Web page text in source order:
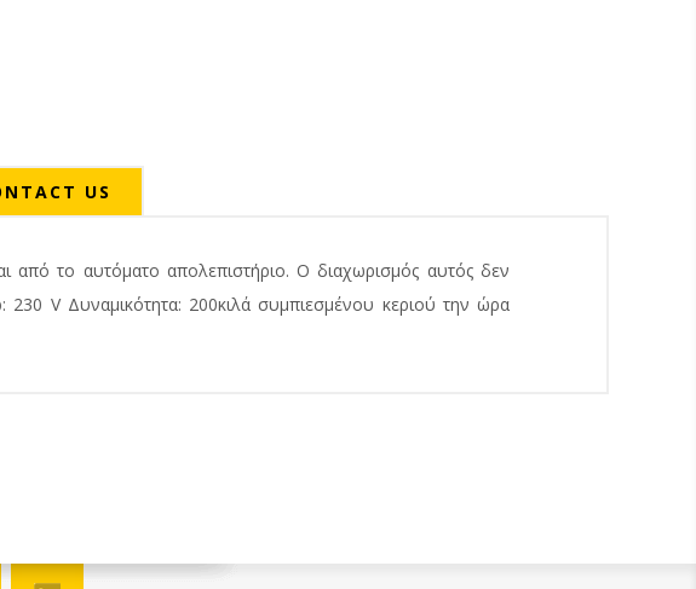
US
από το αυτόματο απολεπιστήριο. Ο διαχωρισμός αυτός δεν
230 V Δυναμικότητα: 200κιλά συμπιεσμένου κεριού την ώρα